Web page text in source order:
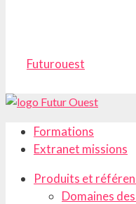
Futurouest
Formations
Extranet missions
Produits et
Domaines